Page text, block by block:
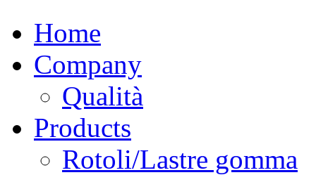
Home
Company
Qualità
Products
Rotoli/Lastre gomma